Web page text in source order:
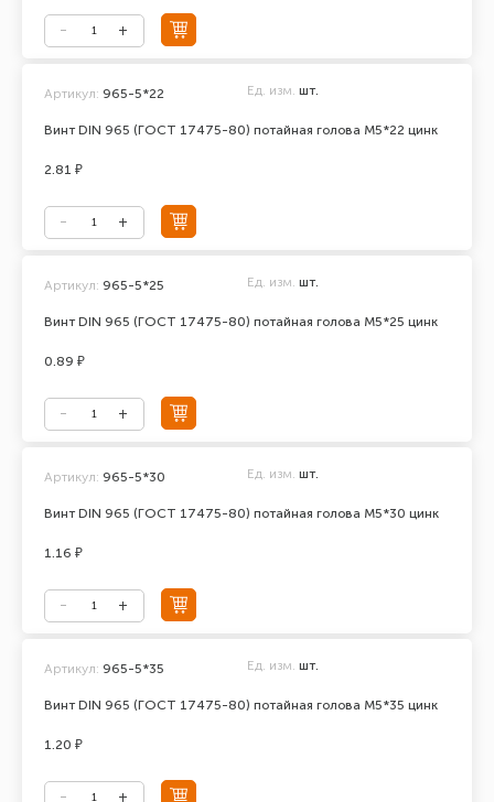
Винт DIN 965 (ГОСТ 17475-80) потайная голова М5*22 цинк
Артикул: 965-5*22 Ед. изм. шт.
2.81 ₽
Винт DIN 965 (ГОСТ 17475-80) потайная голова М5*25 цинк
Артикул: 965-5*25 Ед. изм. шт.
0.89 ₽
Винт DIN 965 (ГОСТ 17475-80) потайная голова М5*30 цинк
Артикул: 965-5*30 Ед. изм. шт.
1.16 ₽
Винт DIN 965 (ГОСТ 17475-80) потайная голова М5*35 цинк
Артикул: 965-5*35 Ед. изм. шт.
1.20 ₽